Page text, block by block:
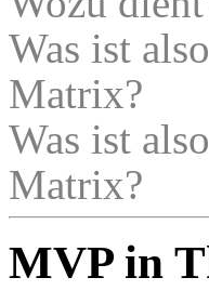
Was ist
Matrix?
Was ist
Matrix?
MVP in